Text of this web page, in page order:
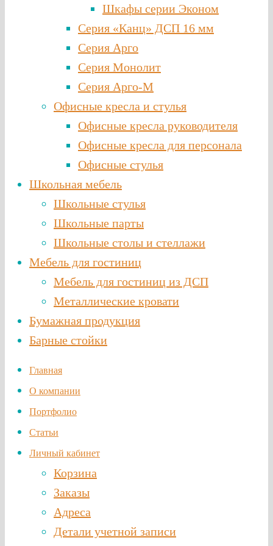
Шкафы серии Эконом
Серия «Канц» ДСП 16 мм
Серия Арго
Серия Монолит
Серия Арго-М
Офисные кресла и стулья
Офисные кресла руководителя
Офисные кресла для персонала
Офисные стулья
Школьная мебель
Школьные стулья
Школьные парты
Школьные столы и стеллажи
Мебель для гостиниц
Мебель для гостиниц из ДСП
Металлические кровати
Бумажная продукция
Барные стойки
Главная
О компании
Портфолио
Статьи
Личный кабинет
Корзина
Заказы
Адреса
Детали учетной записи